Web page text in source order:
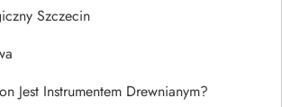
Szczecin
Jest Instrumentem Drewnianym?